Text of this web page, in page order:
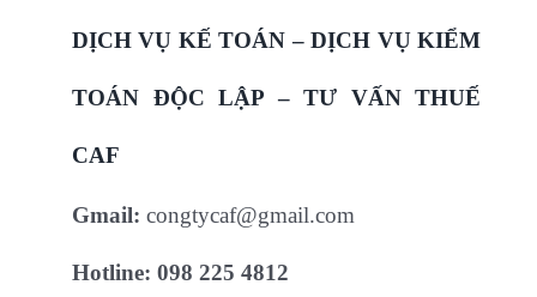
DỊCH VỤ KẾ TOÁN – DỊCH VỤ KIỂM
TOÁN ĐỘC LẬP – TƯ VẤN THUẾ
CAF
Gmail: congtycaf@gmail.com
Hotline: 098 225 4812